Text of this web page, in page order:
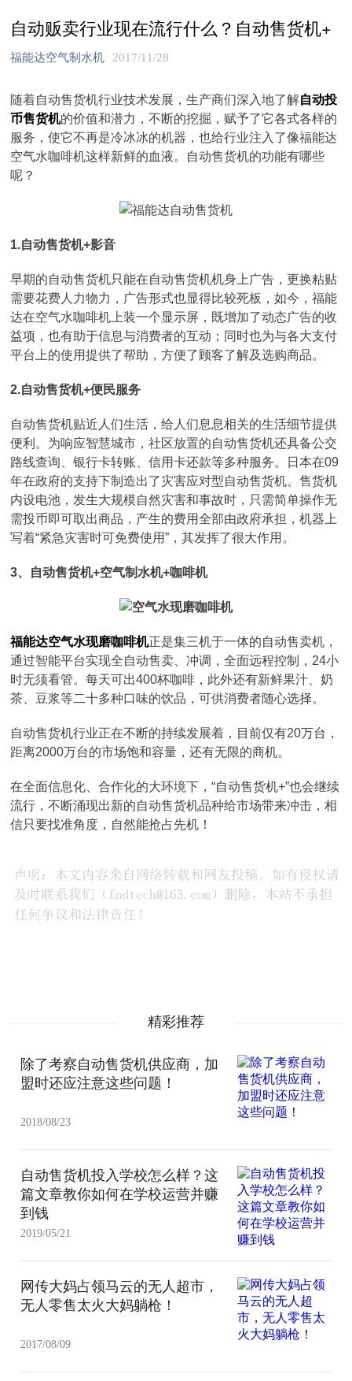
自动贩卖行业现在流行什么？自动售货机+
福能达空气制水机 2017/11/28
随着自动售货机行业技术发展，生产商们深入地了解自动投
币售货机的价值和潜力，不断的挖掘，赋予了它各式各样的
服务，使它不再是冷冰冰的机器，也给行业注入了像福能达
空气水咖啡机这样新鲜的血液。自动售货机的功能有哪些
呢？
1.自动售货机+影音
早期的自动售货机只能在自动售货机机身上广告，更换粘贴
需要花费人力物力，广告形式也显得比较死板，如今，福能
达在空气水咖啡机上装一个显示屏，既增加了动态广告的收
益项，也有助于信息与消费者的互动；同时也为与各大支付
平台上的使用提供了帮助，方便了顾客了解及选购商品。
2.自动售货机+便民服务
自动售货机贴近人们生活，给人们息息相关的生活细节提供
便利。为响应智慧城市，社区放置的自动售货机还具备公交
路线查询、银行卡转账、信用卡还款等多种服务。日本在09
年在政府的支持下制造出了灾害应对型自动售货机。售货机
内设电池，发生大规模自然灾害和事故时，只需简单操作无
需投币即可取出商品，产生的费用全部由政府承担，机器上
写着“紧急灾害时可免费使用”，其发挥了很大作用。
3、自动售货机+空气制水机+咖啡机
福能达空气水现磨咖啡机正是集三机于一体的自动售卖机，
通过智能平台实现全自动售卖、冲调，全面远程控制，24小
时无须看管。每天可出400杯咖啡，此外还有新鲜果汁、奶
茶、豆浆等二十多种口味的饮品，可供消费者随心选择。
自动售货机行业正在不断的持续发展着，目前仅有20万台，
距离2000万台的市场饱和容量，还有无限的商机。
在全面信息化、合作化的大环境下，“自动售货机+”也会继续
流行，不断涌现出新的自动售货机品种给市场带来冲击，相
信只要找准角度，自然能抢占先机！
精彩推荐
除了考察自动售货机供应商，加
盟时还应注意这些问题！
2018/08/23
自动售货机投入学校怎么样？这
篇文章教你如何在学校运营并赚
到钱
2019/05/21
网传大妈占领马云的无人超市，
无人零售太火大妈躺枪！
2017/08/09